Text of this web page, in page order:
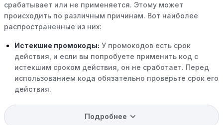
срабатывает или не применяется. Этому может
происходить по различным причинам. Вот наиболее
распространенные из них:
Истекшие промокоды: У промокодов есть срок
действия, и если вы попробуете применить код с
истекшим сроком действия, он не сработает. Перед
использованием кода обязательно проверьте срок его
действия.
В некоторых случаях интересующий
вас товар может быть уже со скидкой. Некоторые
Подробнее